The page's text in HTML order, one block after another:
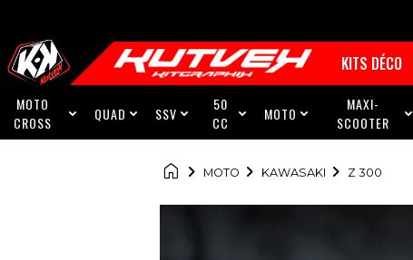
KITS DÉCO
MOTO
CROSS
 QUAD  SSV 
50
CC
 MOTO 
MAXI-
SCOOTER

 MOTO KAWASAKI Z 300